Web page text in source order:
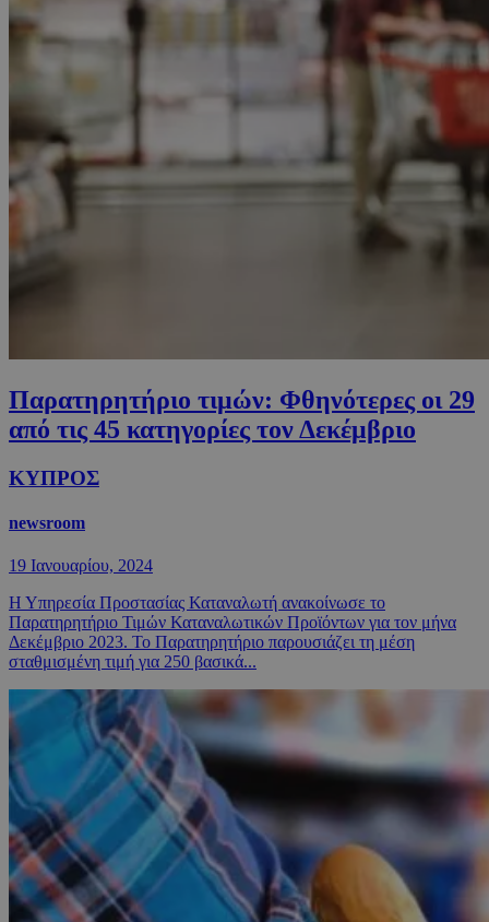
Παρατηρητήριο τιμών: Φθηνότερες οι 29
από τις 45 κατηγορίες τον Δεκέμβριο
ΚΥΠΡΟΣ
newsroom
19 Ιανουαρίου, 2024
Η Υπηρεσία Προστασίας Καταναλωτή ανακοίνωσε το
Παρατηρητήριο Τιμών Καταναλωτικών Προϊόντων για τον μήνα
Δεκέμβριο 2023. Το Παρατηρητήριο παρουσιάζει τη μέση
σταθμισμένη τιμή για 250 βασικά...